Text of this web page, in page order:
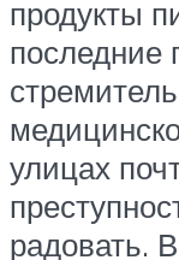
продукты
последние
улицах
радовать.